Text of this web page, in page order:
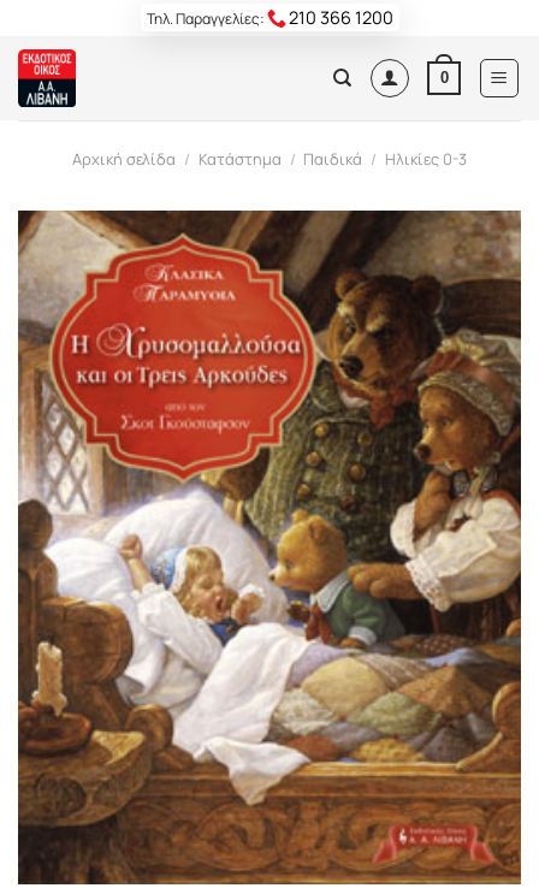
content
Τηλ. Παραγγελίες: 210 366 1200
0
Αρχική σελίδα / Κατάστημα / Παιδικά / Ηλικίες 0-3